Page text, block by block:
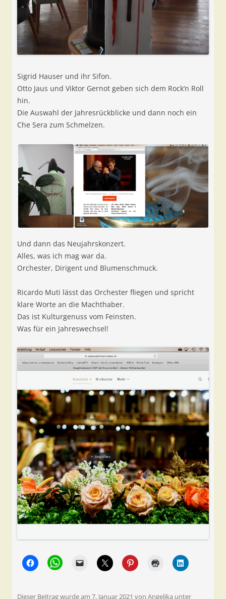
Sigrid Hauser und ihr Sifon.
Otto Jaus und Viktor Gernot geben sich dem Rock’n Roll
hin.
Die Auswahl der Jahresrückblicke und dann noch ein
Che Sera zum Schmelzen.
Und dann das Neujahrskonzert.
Alles, was ich mag war da.
Orchester, Dirigent und Blumenschmuck.
Ricardo Muti lässt das Orchester fliegen und spricht
klare Worte an die Machthaber.
Das ist Kulturgenuss vom Feinsten.
Was für ein Jahreswechsel!
Dieser Beitrag wurde am 7. Januar 2021 von Angelika unter